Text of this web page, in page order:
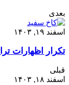
بعدی
اسفند ۱۹, ۱۴۰۳
تکرار اظهارات
قبلی
اسفند ۱۸, ۱۴۰۳